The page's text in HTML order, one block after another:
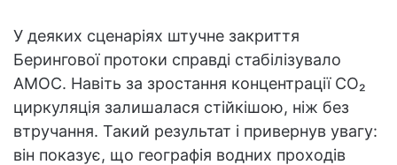
У деяких сценаріях штучне закриття
Берингової протоки справді стабілізувало
AMOC. Навіть за зростання концентрації CO₂
циркуляція залишалася стійкішою, ніж без
втручання. Такий результат і привернув увагу:
він показує, що географія водних проходів